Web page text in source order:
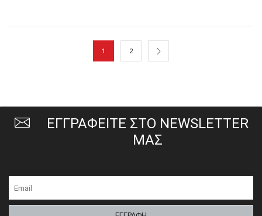
1 2
ΕΓΓΡΑΦΕΙΤΕ ΣΤΟ NEWSLETTER
ΜΑΣ